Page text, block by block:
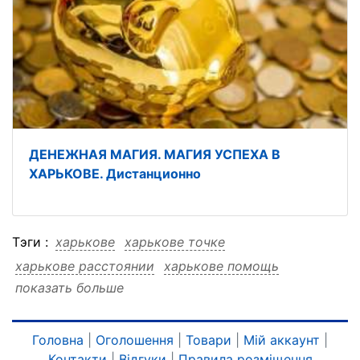
ДЕНЕЖНАЯ МАГИЯ. МАГИЯ УСПЕХА В
ХАРЬКОВЕ. Дистанционно
Тэги : харькове
харькове точке
харькове расстоянии
харькове помощь
харькове мира харькове любой
харькове гадалки расстоянии
показать больше
Головна Оголошення Товари Мій аккаунт